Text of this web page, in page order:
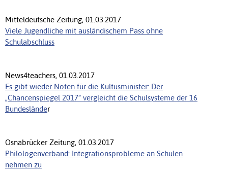
Mitteldeutsche Zeitung, 01.03.2017
Viele Jugendliche mit ausländischem Pass ohne
Schulabschluss
News4teachers, 01.03.2017
Es gibt wieder Noten für die Kultusminister: Der
„Chancenspiegel 2017“ vergleicht die Schulsysteme der 16
Bundesländer
Osnabrücker Zeitung, 01.03.2017
Philologenverband: Integrationsprobleme an Schulen
nehmen zu